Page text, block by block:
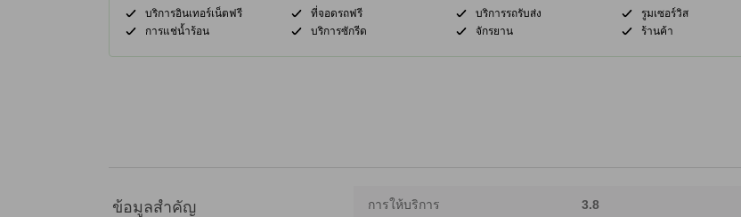
บริการอินเทอร์เน็ตฟรี ที่จอดรถฟรี บริการรถรับส่ง
รูมเซอร์วิส
การแช่น้ำร้อน
บริการซักรีด จักรยาน ร้านค้า
ข้อมูลสำคัญ การให้บริการ 3.8